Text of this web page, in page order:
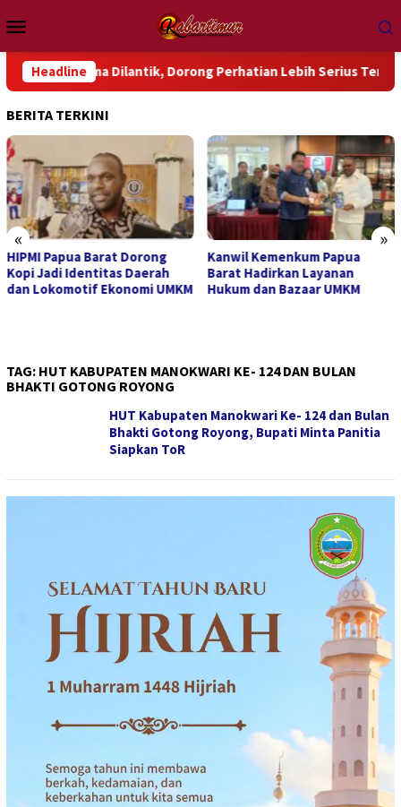
ke
kontenMobile
HeadlineDilantik, Dorong Perhatian Lebih Serius Terhadap Isu
BERITA TERKINI
« »
HIPMI Papua Barat Dorong
Kopi Jadi Identitas Daerah
dan Lokomotif Ekonomi UMKM
Kanwil Kemenkum Papua
Barat Hadirkan Layanan
Hukum dan Bazaar UMKM
TAG: HUT KABUPATEN MANOKWARI KE- 124 DAN BULAN
BHAKTI GOTONG ROYONG
HUT Kabupaten Manokwari Ke- 124 dan Bulan
Bhakti Gotong Royong, Bupati Minta Panitia
Siapkan ToR